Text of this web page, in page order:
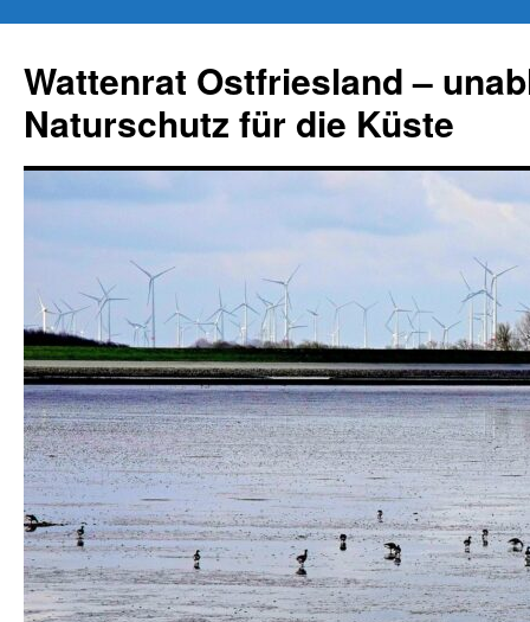
springen
Wattenrat Ostfriesland –
Naturschutz für die Küste